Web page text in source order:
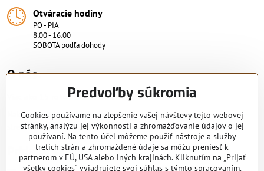
Otváracie hodiny
PO - PIA
8:00 - 16:00
SOBOTA podľa dohody
O nás.
Viac ako 15 rokov skúsenosti.
Nakupujte od overeného predajcu s certifikovaným servisným
strediskom. KRB-TECH s.r.o.
Pridajte sa k nám
Predvoľby súkromia
Cookies používame na zlepšenie vašej návštevy tejto webovej
stránky, analýzu jej výkonnosti a zhromažďovanie údajov o jej
používaní. Na tento účel môžeme použiť nástroje a služby
tretích strán a zhromaždené údaje sa môžu preniesť k
partnerom v EÚ, USA alebo iných krajinách. Kliknutím na „Prijať
všetky cookies“ vyjadrujete svoj súhlas s týmto spracovaním.